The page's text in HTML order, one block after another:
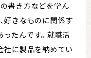
書き方などを学ん
好きなものに関係す
たんです。 就職活
社に製品を納めてい